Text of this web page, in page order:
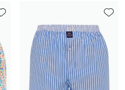
Toevoegen aan favorieten